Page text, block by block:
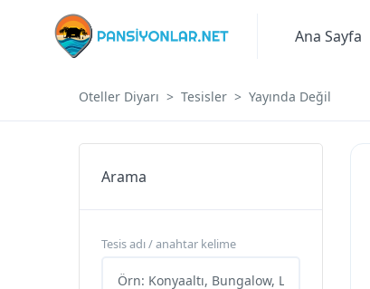
Ana Sayfa
Oteller Diyarı Tesisler Yayında Değil
Arama
Tesis adı / anahtar kelime